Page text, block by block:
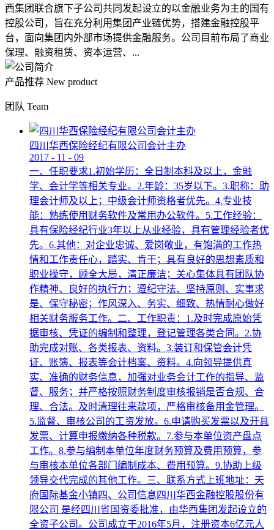
西集团联合旗下子公司共同发起设立的以金融业务为主的国有
控股公司，旨在充分利用集团产业链优势，搭建金融控股平
台，面向集团内外部市场提供金融服务。公司目前布局了商业
保理、融资租赁、资本运营、...
产品推荐 New product
团队 Team
四川华西保险经纪有限公司会计主办
2017 - 11 - 09
一、任职要求1.初始学历：全日制本科及以上，金融
学、会计学等相关专业。2.年龄：35岁以下。3.职称：助
理会计师及以上；中级会计师资格者优先。4.专业技
能：熟练使用财务软件及常用办公软件。5.工作经验：
具有保险经纪行业3年以上从业经验，具有管理经验者优
先。6.其他：对企业忠诚、爱岗敬业，有饱满的工作热
情和工作责任心，踏实、肯干；具有良好的思想素质和
职业操守，顾全大局，清正廉洁；关心集体具有团队协
作精神、良好的执行力；遵纪守法、坚持原则、实事求
是、保守秘密；作风深入、务实、细致、热情耐心做好
相关财务服务工作。二、工作职责：1.及时完成原始凭
据审核、凭证的编制和整理，登记管理各类合同。2.协
助完成对账、各类报表、资料。3.装订和保管会计凭
证、账簿、报表等会计档案、资料。4.向领导提供真
实、准确的财务信息，加强对业务会计工作的指导、监
督、服务；并严格按照财务制度审核报销是否合规、合
理、合法。及时清理往来款项，严格审核备用金管理。
5.监督、审核公司的工资发放。6.申请购买发票以及开具
发票、计算申报缴纳各种税款。7.参与本单位资产盘点
工作。8.参与编制本单位年度财务预算及费用预算，参
与审核本单位各部门编制成本、费用预算。9.协助上级
领导交代完成的其他工作。三、联系方式上班地址：天
府国际基金小镇四、公司信息四川华西金融控股股份有
限公司 是经四川省国资委批准，由华西集团发起设立的
全资子公司。公司成立于2016年5月，注册资本6亿元人